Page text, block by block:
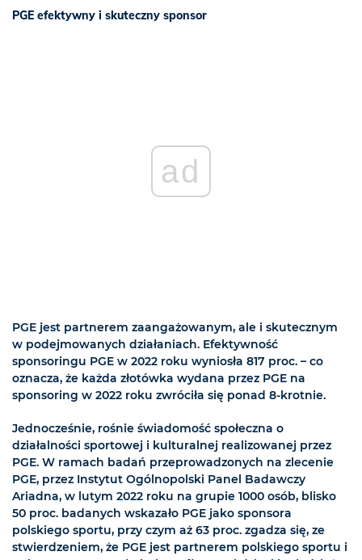
PGE efektywny i skuteczny sponsor
ad
PGE jest partnerem zaangażowanym, ale i skutecznym
w podejmowanych działaniach. Efektywność
sponsoringu PGE w 2022 roku wyniosła 817 proc. – co
oznacza, że każda złotówka wydana przez PGE na
sponsoring w 2022 roku zwróciła się ponad 8-krotnie.
Jednocześnie, rośnie świadomość społeczna o
działalności sportowej i kulturalnej realizowanej przez
PGE. W ramach badań przeprowadzonych na zlecenie
PGE, przez Instytut Ogólnopolski Panel Badawczy
Ariadna, w lutym 2022 roku na grupie 1000 osób, blisko
50 proc. badanych wskazało PGE jako sponsora
polskiego sportu, przy czym aż 63 proc. zgadza się, ze
stwierdzeniem, że PGE jest partnerem polskiego sportu i